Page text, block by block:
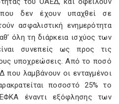
που δεν έχουν υπαχθεί σε
ασφαλιστική ενημερότητα
όλη τη διάρκεια ισχύος των
συνεπείς ως προς τις
υποχρεώσεις. Από το ποσό
που λαμβάνουν οι ενταγμένοι
ποσοστό 25% το
έναντι εξόφλησης των